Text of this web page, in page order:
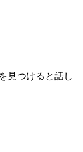
見つけると話し